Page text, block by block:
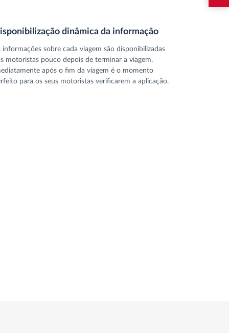
dinâmica da informação
informações sobre cada viagem são disponibilizadas
motoristas pouco depois de terminar a viagem.
após o fim da viagem é o momento
para os seus motoristas verificarem a aplicação.